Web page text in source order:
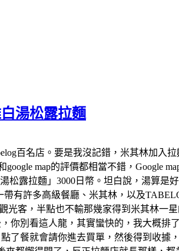
湯松露拉麵
百名店。要是我沒記錯，米其林加入
map的評價都相當不錯，Google
松露拉麵」3000日幣。坦白說，湯算是
有許多高級餐廳、米其林，以及
光客，半點也不輸那幾家得到米其林一
你別看這人龍，其實蠻快的，我大概排
了餐就會請你進去買單，然後得到收據